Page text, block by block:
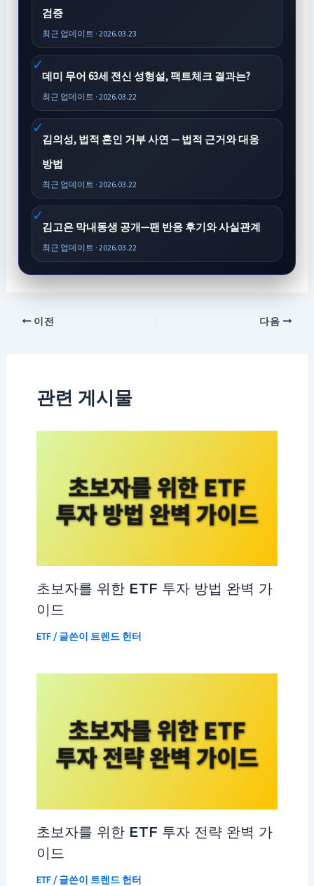
검증
최근 업데이트 · 2026.03.23
데미 무어 63세 전신 성형설, 팩트체크 결과는?
최근 업데이트 · 2026.03.22
김의성, 법적 혼인 거부 사연 — 법적 근거와 대응
방법
최근 업데이트 · 2026.03.22
김고은 막내동생 공개—팬 반응 후기와 사실관계
최근 업데이트 · 2026.03.22
이전 다음
관련 게시물
초보자를 위한 ETF 투자 방법 완벽 가
이드
ETF/ 글쓴이 트렌드 헌터
초보자를 위한 ETF 투자 전략 완벽 가
이드
ETF/ 글쓴이 트렌드 헌터